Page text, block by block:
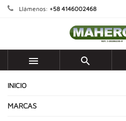
Llámenos: +58 4146002468
 
INICIO
MARCAS